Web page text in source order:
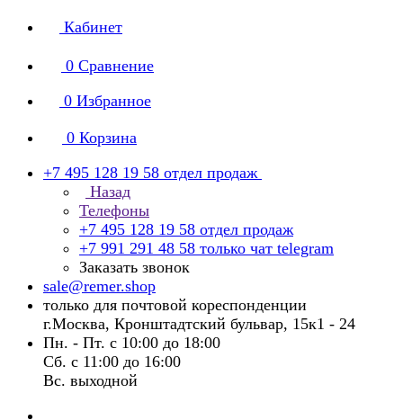
Кабинет
0 Сравнение
0 Избранное
0 Корзина
+7 495 128 19 58 отдел продаж
Назад
Телефоны
+7 495 128 19 58 отдел продаж
+7 991 291 48 58 только чат telegram
Заказать звонок
sale@remer.shop
только для почтовой кореспонденции
г.Москва, Кронштадтский бульвар, 15к1 - 24
Пн. - Пт. с 10:00 до 18:00
Сб. с 11:00 до 16:00
Вс. выходной